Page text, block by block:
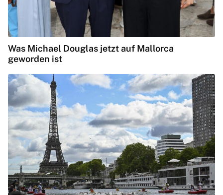
Was Michael Douglas jetzt auf Mallorca
geworden ist